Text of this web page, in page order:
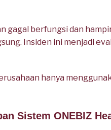
gagal berfungsi dan
Insiden ini menjadi
hanya
Sistem ONEBIZ